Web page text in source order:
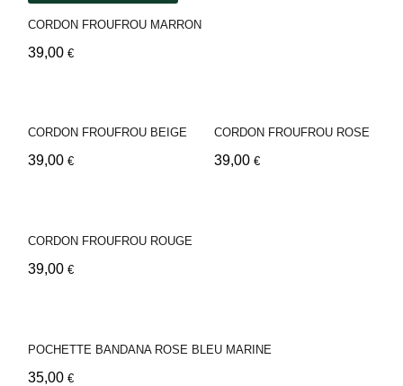
CORDON FROUFROU MARRON
39,00 €
CORDON FROUFROU BEIGE
39,00 €
CORDON FROUFROU ROSE
39,00 €
CORDON FROUFROU ROUGE
39,00 €
POCHETTE BANDANA ROSE BLEU MARINE
35,00 €